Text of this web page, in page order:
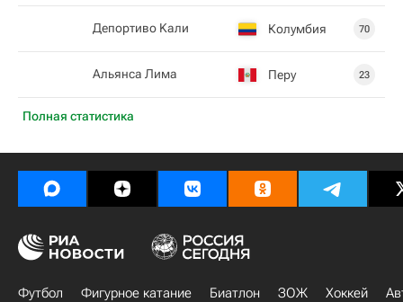
Полная статистика
Депортиво Kали Колумбия 70
Альянса Лима Перу 23
Футбол Фигурное катание Биатлон ЗОЖ Хоккей